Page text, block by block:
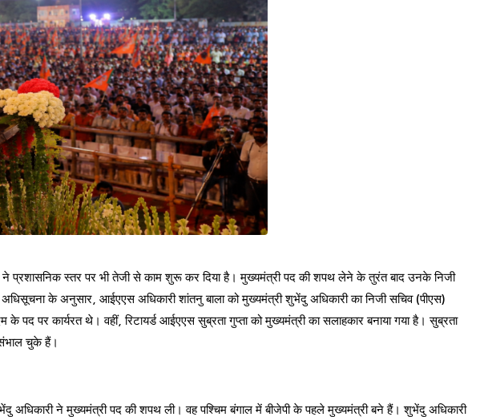
ने प्रशासनिक स्तर पर भी तेजी से काम शुरू कर दिया है। मुख्यमंत्री पद की शपथ लेने के तुरंत बाद उनके निजी
के अनुसार, आईएएस अधिकारी शांतनु बाला को मुख्यमंत्री शुभेंदु अधिकारी का निजी सचिव (पीएस)
पद पर कार्यरत थे। वहीं, रिटायर्ड आईएएस सुब्रता गुप्ता को मुख्यमंत्री का सलाहकार बनाया गया है। सुब्रता
संभाल चुके हैं।
अधिकारी ने मुख्यमंत्री पद की शपथ ली। वह पश्चिम बंगाल में बीजेपी के पहले मुख्यमंत्री बने हैं। शुभेंदु अधिकारी